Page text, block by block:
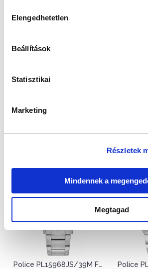
kiválasztása
Elengedhetetlen
Beállítások
Statisztikai
Marketing
Részletek
Mindennek a
Megtagad
Police PL15968JS/39M Férfi Karóra - Barkeley